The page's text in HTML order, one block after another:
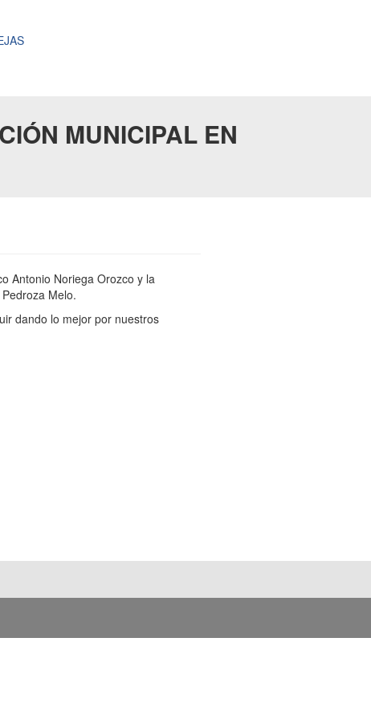
MUNICIPAL EN
Antonio Noriega Orozco y la
Melo.
dando lo mejor por nuestros